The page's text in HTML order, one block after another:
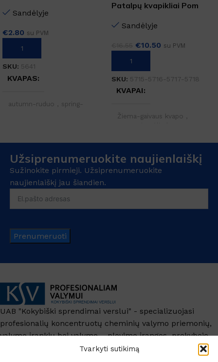
Tvarkyti sutikimą
Sandėlyje
€2.80 su PVM
PASIRINKTI SAVYBES
SKU: 5641
KVAPAS
autumn-ruduo
spring-
Patalpų kvapikliai Pom
Sandėlyje
€10.50 su PVM
PASIRINKTI SAVYBES
SKU: 5715-5716-5717-5718
KVAPAI
Žiema-gaivaus kvapo ,
Pavasaris-gėlių kvapo
Vasara-saldaus kvapo
Užsiprenumeruokite naujienlaiškį
Sužinokite pirmieji. Užsiprenumeruokite
naujienlaiškį jau šiandien.
Prenumeruoti
UAB "Kokybiški sprendimai verslui" - specializuojasi
profesionalių koncentruotų cheminių valymo priemonių,
valymo įrankių bei valymo – plovimo įrangos prekyboje.